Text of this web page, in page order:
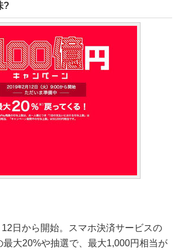
?
日から開始。スマホ決済サービスの
最大20%や抽選で、最大1,000円相当が